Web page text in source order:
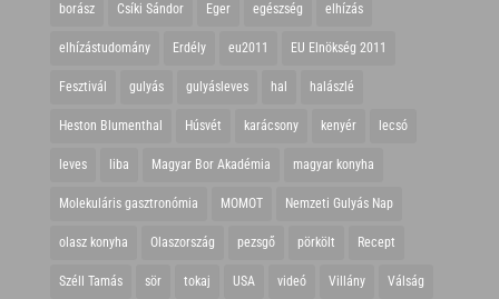
borász Csíki Sándor Eger egészség elhízás
elhízástudomány Erdély eu2011 EU Elnökség 2011
Fesztivál gulyás gulyásleves hal halászlé
Heston Blumenthal Húsvét karácsony kenyér lecsó
leves liba Magyar Bor Akadémia magyar konyha
Molekuláris gasztronómia MOMOT Nemzeti Gulyás Nap
olasz konyha Olaszország pezsgő pörkölt Recept
Széll Tamás sör tokaj USA videó Villány Válság